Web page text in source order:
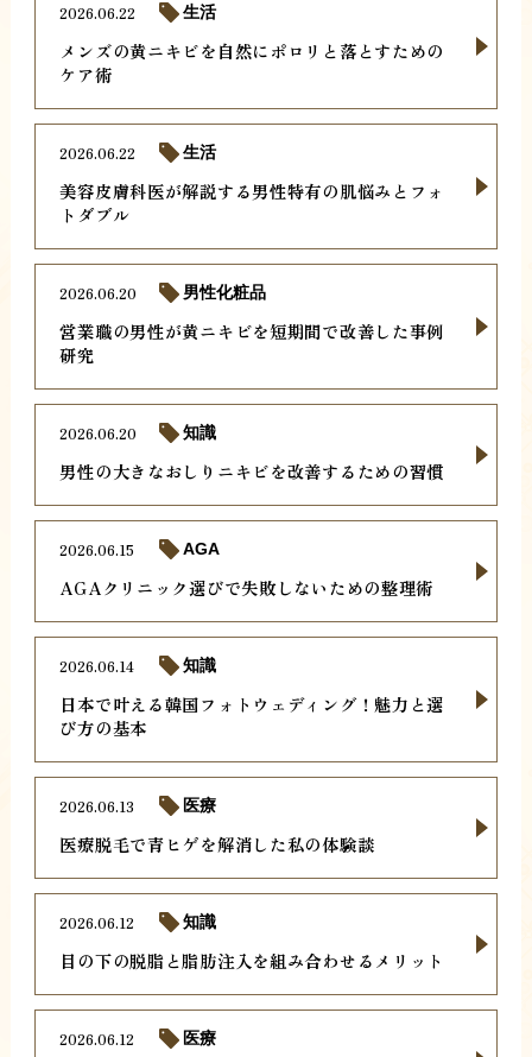
メンズの黄ニキビを自然にポロリと落とすための
ケア術
2026.06.22 生活
美容皮膚科医が解説する男性特有の肌悩みとフォ
トダブル
2026.06.22 生活
営業職の男性が黄ニキビを短期間で改善した事例
研究
2026.06.20 男性化粧品
男性の大きなおしりニキビを改善するための習慣
2026.06.20 知識
AGAクリニック選びで失敗しないための整理術
2026.06.15 AGA
日本で叶える韓国フォトウェディング！魅力と選
び方の基本
2026.06.14 知識
医療脱毛で青ヒゲを解消した私の体験談
2026.06.13 医療
目の下の脱脂と脂肪注入を組み合わせるメリット
2026.06.12 知識
2026.06.12 医療